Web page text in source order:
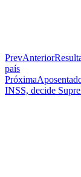
PrevAnterior
país
Próxima
INSS, decide